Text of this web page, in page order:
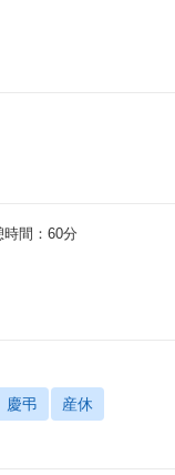
間：60分
慶弔 産休